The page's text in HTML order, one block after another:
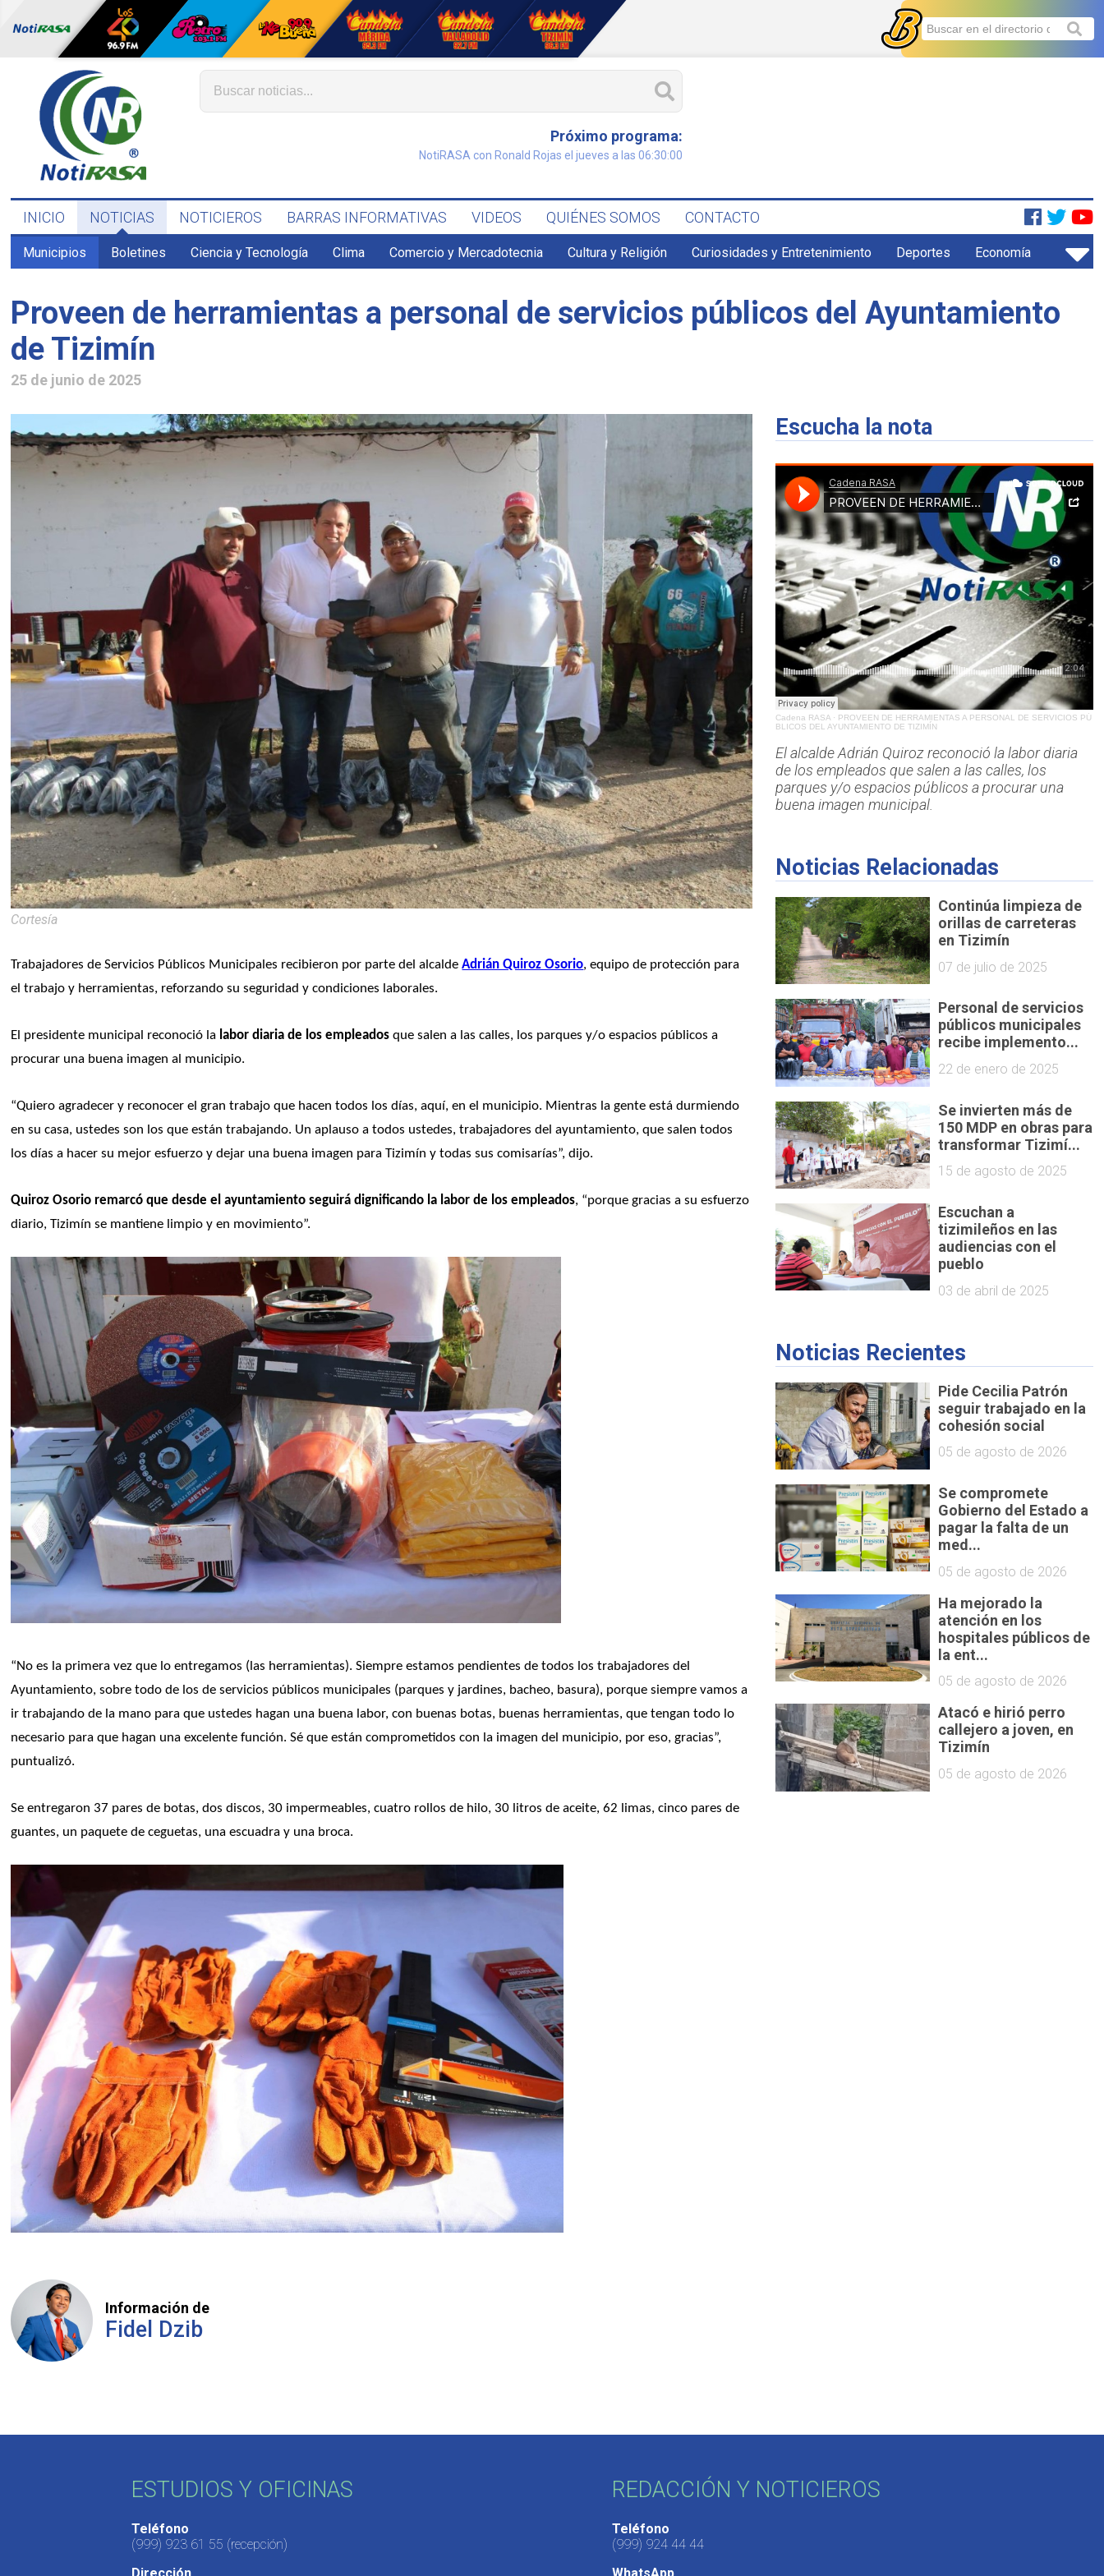
Próximo programa:
NotiRASA con Ronald Rojas el jueves a las 06:30:00
INICIO NOTICIAS NOTICIEROS BARRAS INFORMATIVAS VIDEOS QUIÉNES SOMOS CONTACTO
Municipios Boletines Ciencia y Tecnología Clima Comercio y Mercadotecnia Cultura y Religión Curiosidades y Entretenimiento Deportes Economía
Proveen de herramientas a personal de servicios públicos del Ayuntamiento
de Tizimín
25 de junio de 2025
Cortesía
Trabajadores de Servicios Públicos Municipales recibieron por parte del alcalde Adrián Quiroz Osorio, equipo de protección para
el trabajo y herramientas, reforzando su seguridad y condiciones laborales.
El presidente municipal reconoció la labor diaria de los empleados que salen a las calles, los parques y/o espacios públicos a
procurar una buena imagen al municipio.
“Quiero agradecer y reconocer el gran trabajo que hacen todos los días, aquí, en el municipio. Mientras la gente está durmiendo
en su casa, ustedes son los que están trabajando. Un aplauso a todos ustedes, trabajadores del ayuntamiento, que salen todos
los días a hacer su mejor esfuerzo y dejar una buena imagen para Tizimín y todas sus comisarías”, dijo.
Quiroz Osorio remarcó que desde el ayuntamiento seguirá dignificando la labor de los empleados, “porque gracias a su esfuerzo
diario, Tizimín se mantiene limpio y en movimiento”.
“No es la primera vez que lo entregamos (las herramientas). Siempre estamos pendientes de todos los trabajadores del
Ayuntamiento, sobre todo de los de servicios públicos municipales (parques y jardines, bacheo, basura), porque siempre vamos a
ir trabajando de la mano para que ustedes hagan una buena labor, con buenas botas, buenas herramientas, que tengan todo lo
necesario para que hagan una excelente función. Sé que están comprometidos con la imagen del municipio, por eso, gracias”,
puntualizó.
Se entregaron 37 pares de botas, dos discos, 30 impermeables, cuatro rollos de hilo, 30 litros de aceite, 62 limas, cinco pares de
guantes, un paquete de ceguetas, una escuadra y una broca.
Información de
Fidel Dzib
Escucha la nota
Cadena RASA· PROVEEN DE HERRAMIENTAS A PERSONAL DE SERVICIOS PÚ
BLICOS DEL AYUNTAMIENTO DE TIZIMÍN
El alcalde Adrián Quiroz reconoció la labor diaria
de los empleados que salen a las calles, los
parques y/o espacios públicos a procurar una
buena imagen municipal.
Noticias Relacionadas
Continúa limpieza de
orillas de carreteras
en Tizimín
07 de julio de 2025
Personal de servicios
públicos municipales
recibe implemento...
22 de enero de 2025
Se invierten más de
150 MDP en obras para
transformar Tizimí...
15 de agosto de 2025
Escuchan a
tizimileños en las
audiencias con el
pueblo
03 de abril de 2025
Noticias Recientes
Pide Cecilia Patrón
seguir trabajado en la
cohesión social
05 de agosto de 2026
Se compromete
Gobierno del Estado a
pagar la falta de un
med...
05 de agosto de 2026
Ha mejorado la
atención en los
hospitales públicos de
la ent...
05 de agosto de 2026
Atacó e hirió perro
callejero a joven, en
Tizimín
05 de agosto de 2026
ESTUDIOS Y OFICINAS
Teléfono
(999) 923 61 55 (recepción)
REDACCIÓN Y NOTICIEROS
Teléfono
(999) 924 44 44